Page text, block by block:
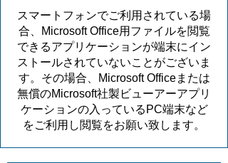
スマートフォンでご利用されている場
合、Microsoft Office用ファイルを閲覧
できるアプリケーションが端末にイン
ストールされていないことがございま
す。その場合、Microsoft Officeまたは
無償のMicrosoft社製ビューアーアプリ
ケーションの入っているPC端末など
をご利用し閲覧をお願い致します。